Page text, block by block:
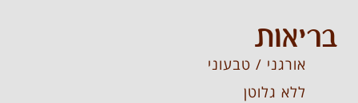
בריאות
אורגני / טבעוני
ללא גלוטן